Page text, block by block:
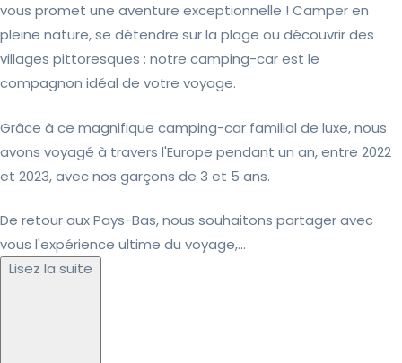
vous promet une aventure exceptionnelle ! Camper en
pleine nature, se détendre sur la plage ou découvrir des
villages pittoresques : notre camping-car est le
compagnon idéal de votre voyage.
Grâce à ce magnifique camping-car familial de luxe, nous
avons voyagé à travers l'Europe pendant un an, entre 2022
et 2023, avec nos garçons de 3 et 5 ans.
De retour aux Pays-Bas, nous souhaitons partager avec
vous l'expérience ultime du voyage,...
Lisez la suite